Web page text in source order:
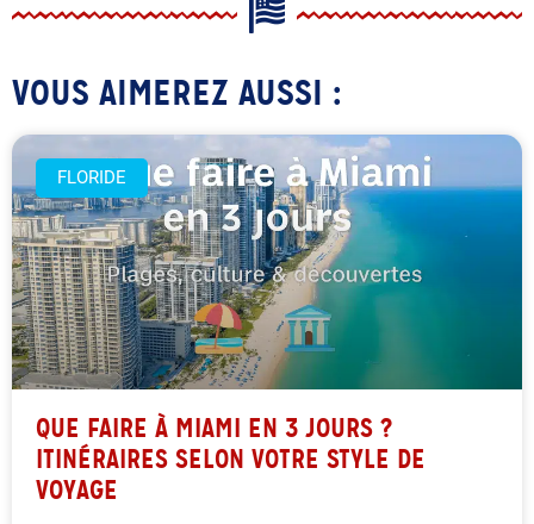
VOUS AIMEREZ AUSSI :
FLORIDE
QUE FAIRE À MIAMI EN 3 JOURS ?
ITINÉRAIRES SELON VOTRE STYLE DE
VOYAGE